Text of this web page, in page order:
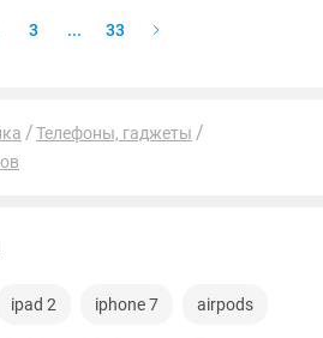
не...
3 ... 33
Телефоны, гаджеты
ipad 2 iphone 7 airpods